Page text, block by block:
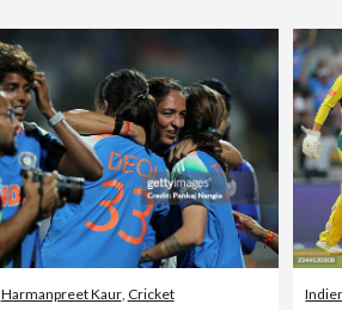
Harmanpreet Kaur, Cricket